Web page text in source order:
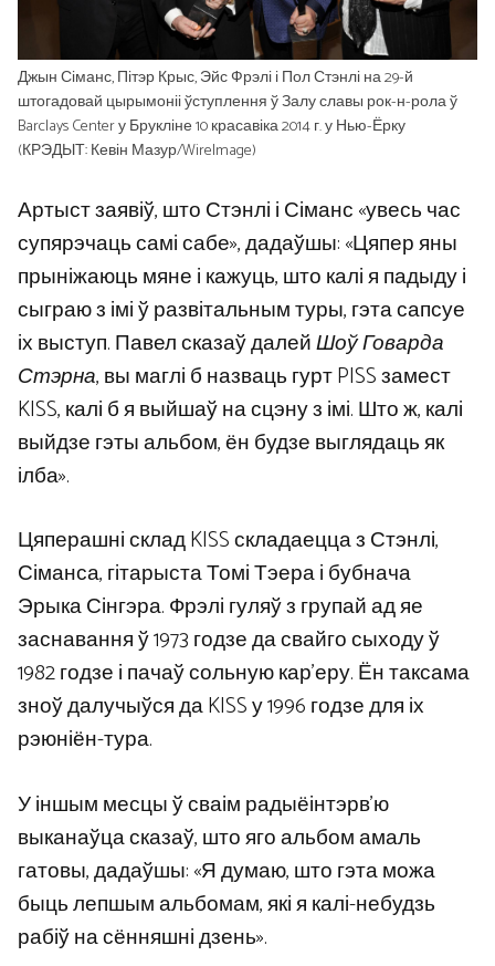
Джын Сіманс, Пітэр Крыс, Эйс Фрэлі і Пол Стэнлі на 29-й
штогадовай цырымоніі ўступлення ў Залу славы рок-н-рола ў
Barclays Center у Брукліне 10 красавіка 2014 г. у Нью-Ёрку
(КРЭДЫТ: Кевін Мазур/WireImage)
Артыст заявіў, што Стэнлі і Сіманс «увесь час
супярэчаць самі сабе», дадаўшы: «Цяпер яны
прыніжаюць мяне і кажуць, што калі я падыду і
сыграю з імі ў развітальным туры, гэта сапсуе
іх выступ. Павел сказаў далейШоў Говарда
Стэрна, вы маглі б назваць гурт PISS замест
KISS, калі б я выйшаў на сцэну з імі. Што ж, калі
выйдзе гэты альбом, ён будзе выглядаць як
ілба».
Цяперашні склад KISS складаецца з Стэнлі,
Сіманса, гітарыста Томі Тэера і бубнача
Эрыка Сінгэра. Фрэлі гуляў з групай ад яе
заснавання ў 1973 годзе да свайго сыходу ў
1982 годзе і пачаў сольную кар’еру. Ён таксама
зноў далучыўся да KISS у 1996 годзе для іх
рэюніён-тура.
У іншым месцы ў сваім радыёінтэрв’ю
выканаўца сказаў, што яго альбом амаль
гатовы, дадаўшы: «Я думаю, што гэта можа
быць лепшым альбомам, які я калі-небудзь
рабіў на сённяшні дзень».